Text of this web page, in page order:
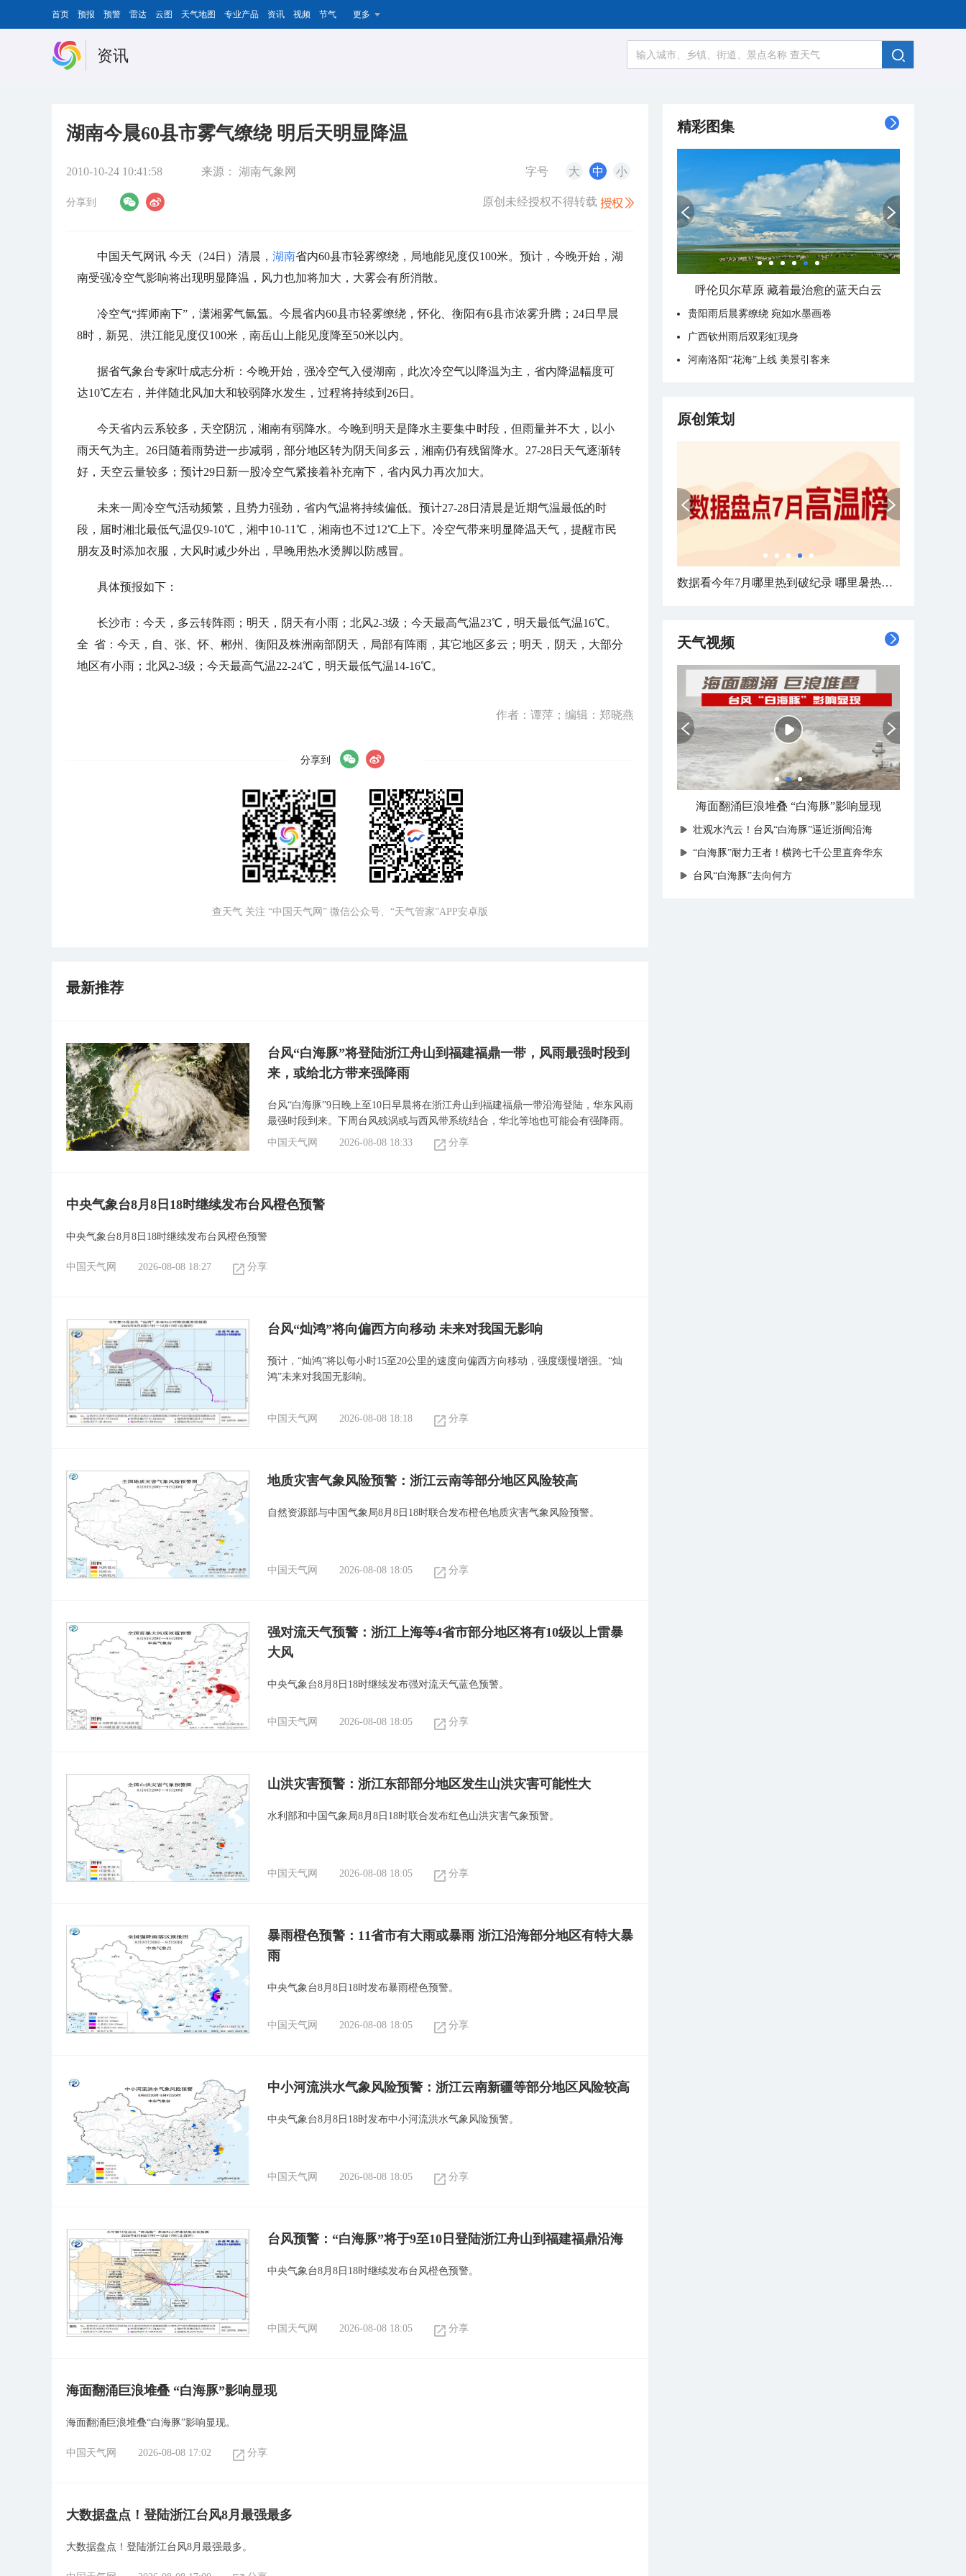
首页 预报 预警 雷达 云图 天气地图 专业产品 资讯 视频 节气 更多
资讯
湖南今晨60县市雾气缭绕 明后天明显降温
2010-10-24 10:41:58 来源： 湖南气象网 字号 大 中 小
分享到 原创未经授权不得转载
中国天气网讯 今天（24日）清晨， 湖南省内60县市轻雾缭绕，局地能见度仅100米。预计，今晚开始，湖
南受强冷空气影响将出现明显降温，风力也加将加大，大雾会有所消散。
冷空气“挥师南下”，潇湘雾气氤氲。今晨省内60县市轻雾缭绕，怀化、衡阳有6县市浓雾升腾；24日早晨
8时，新晃、洪江能见度仅100米，南岳山上能见度降至50米以内。
据省气象台专家叶成志分析：今晚开始，强冷空气入侵湖南，此次冷空气以降温为主，省内降温幅度可
达10℃左右，并伴随北风加大和较弱降水发生，过程将持续到26日。
今天省内云系较多，天空阴沉，湘南有弱降水。今晚到明天是降水主要集中时段，但雨量并不大，以小
雨天气为主。26日随着雨势进一步减弱，部分地区转为阴天间多云，湘南仍有残留降水。27-28日天气逐渐转
好，天空云量较多；预计29日新一股冷空气紧接着补充南下，省内风力再次加大。
未来一周冷空气活动频繁，且势力强劲，省内气温将持续偏低。预计27-28日清晨是近期气温最低的时
段，届时湘北最低气温仅9-10℃，湘中10-11℃，湘南也不过12℃上下。冷空气带来明显降温天气，提醒市民
朋友及时添加衣服，大风时减少外出，早晚用热水烫脚以防感冒。
具体预报如下：
长沙市：今天，多云转阵雨；明天，阴天有小雨；北风2-3级；今天最高气温23℃，明天最低气温16℃。
全 省：今天，自、张、怀、郴州、衡阳及株洲南部阴天，局部有阵雨，其它地区多云；明天，阴天，大部分
地区有小雨；北风2-3级；今天最高气温22-24℃，明天最低气温14-16℃。
作者：谭萍；编辑：郑晓燕
分享到
查天气 关注 “中国天气网” 微信公众号、“天气管家”APP安卓版
最新推荐
台风“白海豚”将登陆浙江舟山到福建福鼎一带，风雨最强时段到
来，或给北方带来强降雨
台风“白海豚”9日晚上至10日早晨将在浙江舟山到福建福鼎一带沿海登陆，华东风雨
最强时段到来。下周台风残涡或与西风带系统结合，华北等地也可能会有强降雨。
中国天气网
2026-08-08 18:33 分享
中央气象台8月8日18时继续发布台风橙色预警
中央气象台8月8日18时继续发布台风橙色预警
中国天气网 2026-08-08 18:27 分享
台风“灿鸿”将向偏西方向移动 未来对我国无影响
预计，“灿鸿”将以每小时15至20公里的速度向偏西方向移动，强度缓慢增强。“灿
鸿”未来对我国无影响。
中国天气网 2026-08-08 18:18 分享
地质灾害气象风险预警：浙江云南等部分地区风险较高
自然资源部与中国气象局8月8日18时联合发布橙色地质灾害气象风险预警。
中国天气网 2026-08-08 18:05 分享
强对流天气预警：浙江上海等4省市部分地区将有10级以上雷暴
大风
中央气象台8月8日18时继续发布强对流天气蓝色预警。
中国天气网 2026-08-08 18:05 分享
山洪灾害预警：浙江东部部分地区发生山洪灾害可能性大
水利部和中国气象局8月8日18时联合发布红色山洪灾害气象预警。
中国天气网 2026-08-08 18:05 分享
暴雨橙色预警：11省市有大雨或暴雨 浙江沿海部分地区有特大暴
雨
中央气象台8月8日18时发布暴雨橙色预警。
中国天气网 2026-08-08 18:05 分享
中小河流洪水气象风险预警：浙江云南新疆等部分地区风险较高
中央气象台8月8日18时发布中小河流洪水气象风险预警。
中国天气网 2026-08-08 18:05 分享
台风预警：“白海豚”将于9至10日登陆浙江舟山到福建福鼎沿海
中央气象台8月8日18时继续发布台风橙色预警。
中国天气网 2026-08-08 18:05 分享
海面翻涌巨浪堆叠 “白海豚”影响显现
海面翻涌巨浪堆叠“白海豚”影响显现。
中国天气网 2026-08-08 17:02 分享
大数据盘点！登陆浙江台风8月最强最多
大数据盘点！登陆浙江台风8月最强最多。
精彩图集
呼伦贝尔草原 藏着最治愈的蓝天白云
贵阳雨后晨雾缭绕 宛如水墨画卷
广西钦州雨后双彩虹现身
河南洛阳“花海”上线 美景引客来
原创策划
数据看今年7月哪里热到破纪录 哪里暑热连轴转
天气视频
海面翻涌巨浪堆叠 “白海豚”影响显现
壮观水汽云！台风“白海豚”逼近浙闽沿海
“白海豚”耐力王者！横跨七千公里直奔华东
台风“白海豚”去向何方